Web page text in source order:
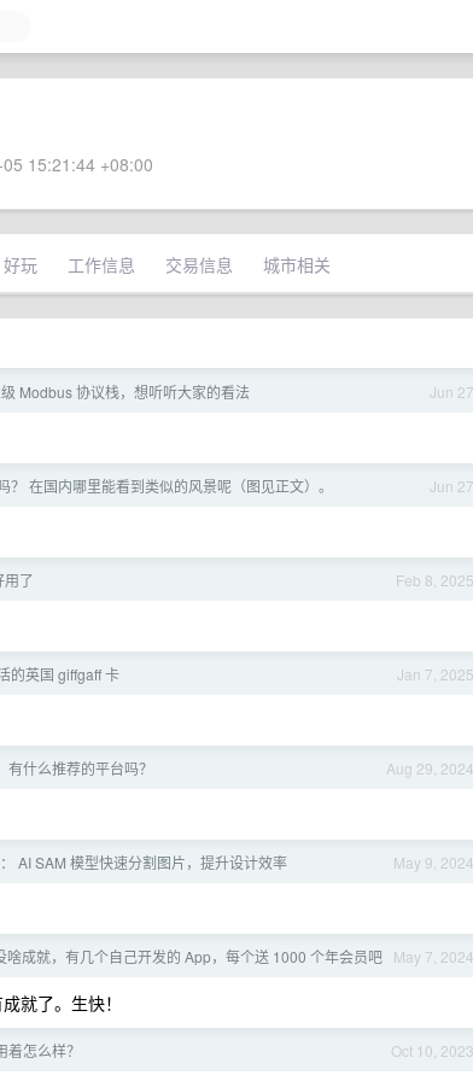
15:21:44 +08:00
好玩 工作信息 交易信息 城市相关
Jun 27
Modbus 协议栈，想听听大家的看法
Jun 27
？ 在国内哪里能看到类似的风景呢（图见正文）。
Feb 8, 2025
了
Jan 7, 2025
的英国 giffgaff 卡
Aug 29, 2024
什么推荐的平台吗？
May 9, 2024
AI SAM 模型快速分割图片，提升设计效率
May 7, 2024
啥成就，有几个自己开发的 App，每个送 1000 个年会员吧
就了。生快！
Oct 10, 2023
怎么样？